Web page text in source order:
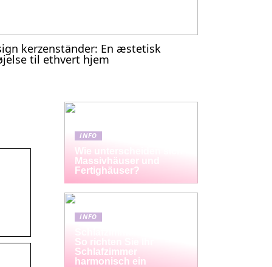
kerzenständer: En æstetisk
til ethvert hjem
INFO
Wie unterscheiden sich
Massivhäuser und
Fertighäuser?
INFO
So richten Sie Ihr
Schlafzimmer
harmonisch ein